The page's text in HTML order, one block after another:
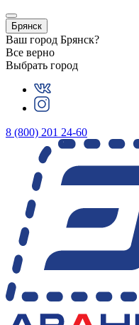
Брянск
Ваш город Брянск?
Все верно
Выбрать город
8 (800) 201 24-60